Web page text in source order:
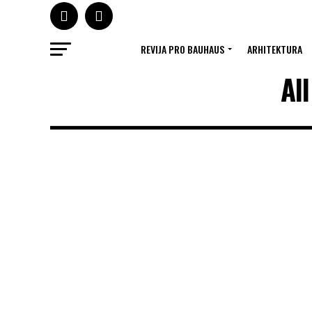
REVIJA PRO BAUHAUS ARHITEKTURA